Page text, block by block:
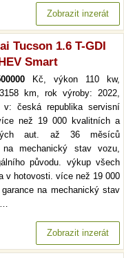
Zobrazit inzerát
Tucson 1.6 T-GDI
Smart
Kč, výkon 110 kw,
km, rok výroby: 2022,
v: česká republika servisní
než 19 000 kvalitních a
aut. až 36 měsíců
na mechanický stav vozu,
původu. výkup všech
v hotovosti. více než 19 000
na mechanický stav
Zobrazit inzerát